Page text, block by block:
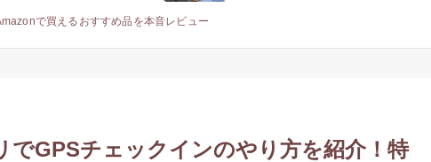
で買えるおすすめ品を本音レビュー
GPSチェックインのやり方を紹介！特